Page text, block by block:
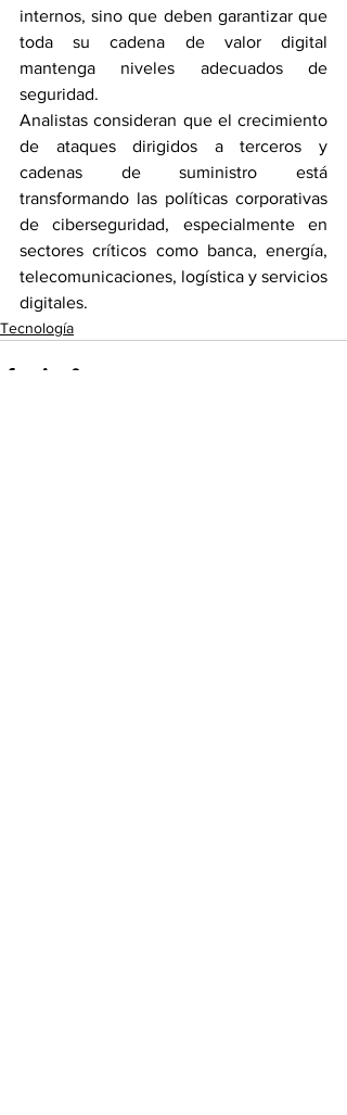
internos, sino que deben garantizar que
toda su cadena de valor digital
mantenga niveles adecuados de
seguridad.
Analistas consideran que el crecimiento
de ataques dirigidos a terceros y
cadenas de suministro está
transformando las políticas corporativas
de ciberseguridad, especialmente en
sectores críticos como banca, energía,
telecomunicaciones, logística y servicios
digitales.
Tecnología